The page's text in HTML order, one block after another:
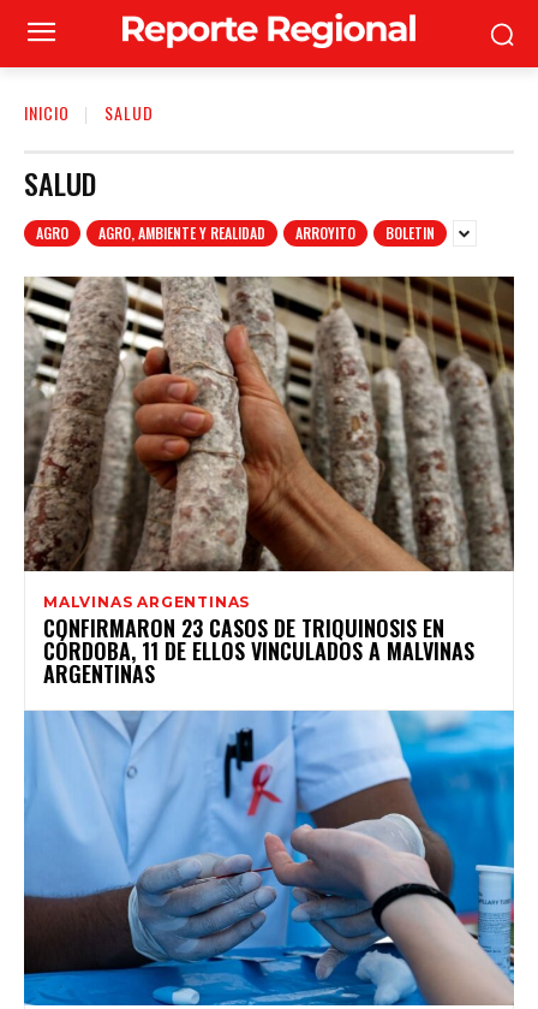
INICIO SALUD
SALUD
AGRO AGRO, AMBIENTE Y REALIDAD ARROYITO BOLETIN
MALVINAS ARGENTINAS
CONFIRMARON 23 CASOS DE TRIQUINOSIS EN
CÓRDOBA, 11 DE ELLOS VINCULADOS A MALVINAS
ARGENTINAS